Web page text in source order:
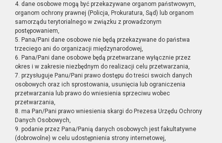
4. dane osobowe mogą być przekazywane organom państwowym,
organom ochrony prawnej (Policja, Prokuratura, Sąd) lub organom
samorządu terytorialnego w związku z prowadzonym
postępowaniem,
5. Pana/Pani dane osobowe nie będą przekazywane do państwa
trzeciego ani do organizacji międzynarodowej,
6. Pana/Pani dane osobowe będą przetwarzane wyłącznie przez
okres i w zakresie niezbędnym do realizacji celu przetwarzania,
7. przysługuje Panu/Pani prawo dostępu do treści swoich danych
osobowych oraz ich sprostowania, usunięcia lub ograniczenia
przetwarzania lub prawo do wniesienia sprzeciwu wobec
przetwarzania,
8. ma Pan/Pani prawo wniesienia skargi do Prezesa Urzędu Ochrony
Danych Osobowych,
9. podanie przez Pana/Panią danych osobowych jest fakultatywne
(dobrowolne) w celu udostępnienia strony internetowej,